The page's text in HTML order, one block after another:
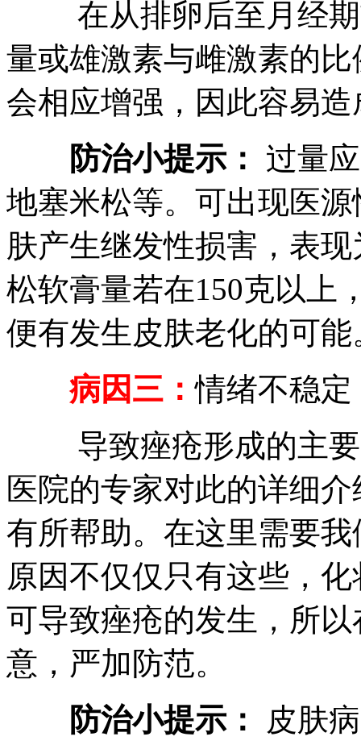
在从排卵后至月经期
量或雄激素与雌激素的
会相应增强，因此容易
防治小提示：
过量
地塞米松等。可出现医
肤产生继发性损害，表
松软膏量若在150克以上
便有发生皮肤老化的可能
病因三：情绪不稳
导致痤疮形成的主要
医院的专家对此的详细
有所帮助。在这里需要
原因不仅仅只有这些，
可导致痤疮的发生，所
意，严加防范。
防治小提示：
皮肤